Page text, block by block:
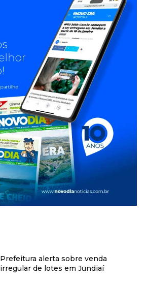
Prefeitura alerta sobre venda
irregular de lotes em Jundiaí